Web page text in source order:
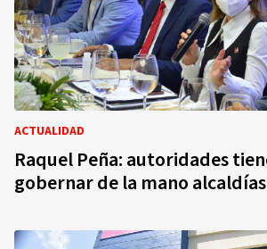
ACTUALIDAD
Raquel Peña: autoridades
gobernar de la mano